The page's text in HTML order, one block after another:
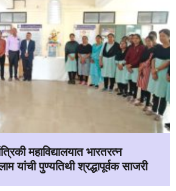
महाविद्यालयात भारतरत्न
यांची पुण्यतिथी श्रद्धापूर्वक साजरी